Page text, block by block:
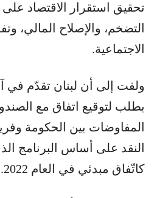
تحقيق استقرار الاقتصاد
التضخم، والإصلاح المالي،
الاجتماعية.
بطلب لتوقيع اتفاق مع
المفاوضات بين الحكومة
النقد على أساس البرنامج
كاتّفاق مبدئي في العام 2022.